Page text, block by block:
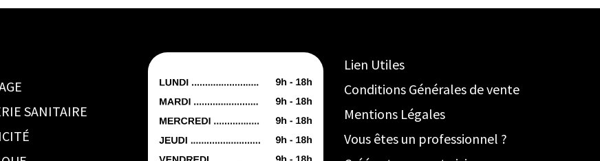
SANITAIRE
Lien Utiles
Conditions Générales de vente
Mentions Légales
Vous êtes un professionnel ?